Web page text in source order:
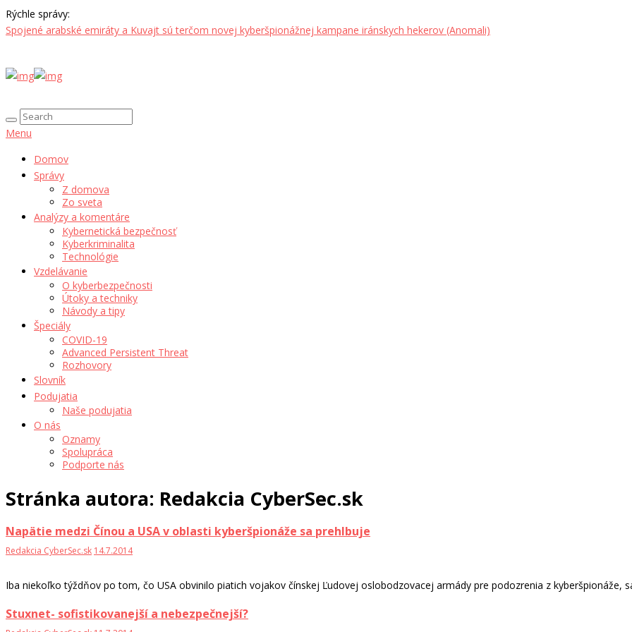
Rýchle správy:
Spojené arabské emiráty a Kuvajt sú terčom novej kyberšpionážnej kampane iránskych hekerov (Anomali)
Menu
Domov
Správy
Z domova
Zo sveta
Analýzy a komentáre
Kybernetická bezpečnosť
Kyberkriminalita
Technológie
Vzdelávanie
O kyberbezpečnosti
Útoky a techniky
Návody a tipy
Špeciály
COVID-19
Advanced Persistent Threat
Rozhovory
Slovník
Podujatia
Naše podujatia
O nás
Oznamy
Spolupráca
Podporte nás
Stránka autora: Redakcia CyberSec.sk
Napätie medzi Čínou a USA v oblasti kyberšpionáže sa prehlbuje
Redakcia CyberSec.sk 14.7.2014
Iba niekoľko týždňov po tom, čo USA obvinilo piatich vojakov čínskej Ľudovej oslobodzovacej armády pre podozrenia z kyberšpionáže,
Stuxnet- sofistikovanejší a nebezpečnejší?